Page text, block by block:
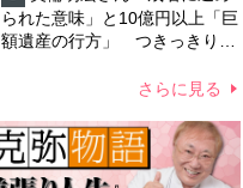
した」
られた意味」と10億円以上「巨
額遺産の行方」 つきっきりで
さらに見る